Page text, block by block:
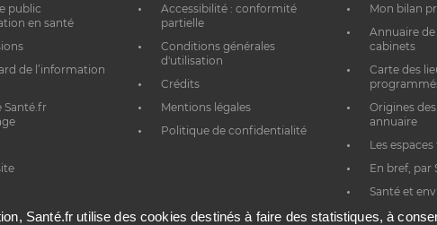
public
en santé
de l’information
Santé.fr
Accessibilité : conformité
partielle
Conditions générales
d'utilisation
Crédits
Mentions légales
Politique de confidentialité
Mon bilan
Annuaire
cabinets
Carte des
Origines
annuaire
Les
En bref, par
Santé et
Santé.fr utilise des cookies destinés à faire des statistiques, à